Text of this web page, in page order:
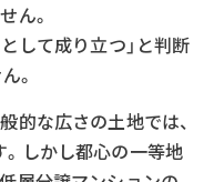
ん。
して成り立つ」と判断
。
的な広さの土地では、
しかし都心の一等地